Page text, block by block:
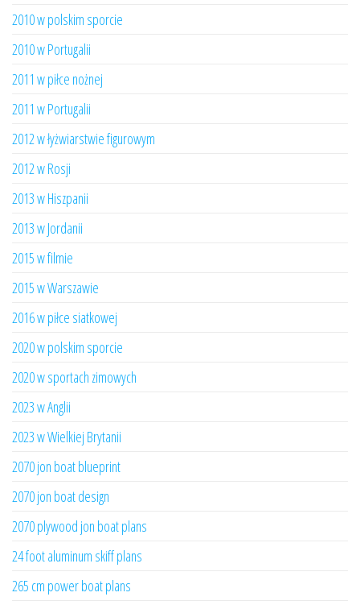
2010 w polskim sporcie
2010 w Portugalii
2011 w piłce nożnej
2011 w Portugalii
2012 w łyżwiarstwie figurowym
2012 w Rosji
2013 w Hiszpanii
2013 w Jordanii
2015 w filmie
2015 w Warszawie
2016 w piłce siatkowej
2020 w polskim sporcie
2020 w sportach zimowych
2023 w Anglii
2023 w Wielkiej Brytanii
2070 jon boat blueprint
2070 jon boat design
2070 plywood jon boat plans
24 foot aluminum skiff plans
265 cm power boat plans